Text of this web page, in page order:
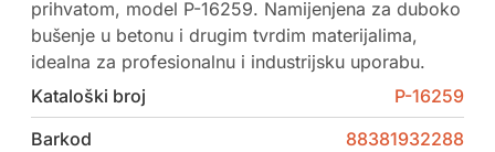
prihvatom, model P-16259. Namijenjena za duboko
bušenje u betonu i drugim tvrdim materijalima,
idealna za profesionalnu i industrijsku uporabu.
Kataloški broj
P-16259
Barkod
88381932288